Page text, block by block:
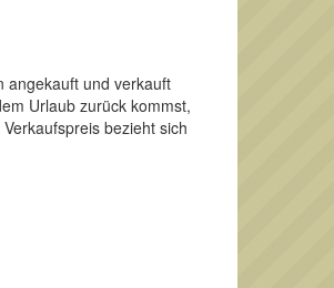
angekauft und verkauft
Urlaub zurück kommst,
bezieht sich